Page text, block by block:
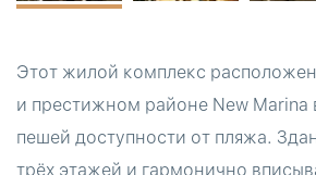
Этот жилой комплекс
и престижном районе New Marina
пешей доступности от пляжа.
трёх этажей и гармонично